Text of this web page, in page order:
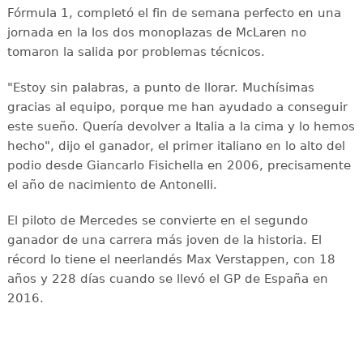
Fórmula 1, completó el fin de semana perfecto en una
jornada en la los dos monoplazas de McLaren no
tomaron la salida por problemas técnicos.
"Estoy sin palabras, a punto de llorar. Muchísimas
gracias al equipo, porque me han ayudado a conseguir
este sueño. Quería devolver a Italia a la cima y lo hemos
hecho", dijo el ganador, el primer italiano en lo alto del
podio desde Giancarlo Fisichella en 2006, precisamente
el año de nacimiento de Antonelli.
El piloto de Mercedes se convierte en el segundo
ganador de una carrera más joven de la historia. El
récord lo tiene el neerlandés Max Verstappen, con 18
años y 228 días cuando se llevó el GP de España en
2016.